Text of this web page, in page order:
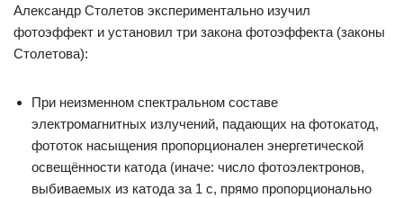
Александр Столетов экспериментально изучил
фотоэффект и установил три закона фотоэффекта (законы
Столетова):
При неизменном спектральном составе
электромагнитных излучений, падающих на фотокатод,
фототок насыщения пропорционален энергетической
освещённости катода (иначе: число фотоэлектронов,
выбиваемых из катода за 1 с, прямо пропорционально